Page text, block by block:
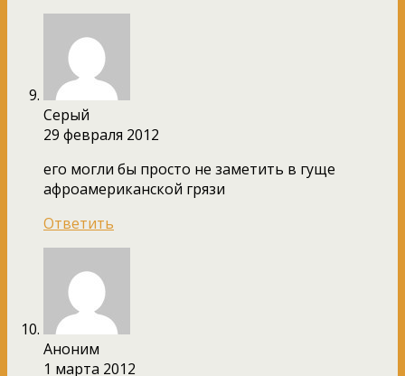
Серый
29 февраля 2012
его могли бы просто не заметить в гуще
афроамериканской грязи
Ответить
Аноним
1 марта 2012